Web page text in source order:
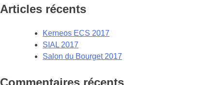
Articles récents
Kerneos ECS 2017
SIAL 2017
Salon du Bourget 2017